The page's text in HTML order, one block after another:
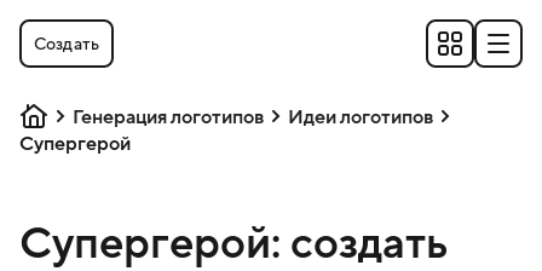
Создать
Генерация логотипов
Идеи логотипов
Супергерой
Супергерой: создать